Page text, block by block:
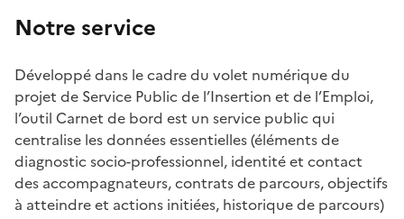
Notre service
Développé dans le cadre du volet numérique du
projet de Service Public de l’Insertion et de l’Emploi,
l’outil Carnet de bord est un service public qui
centralise les données essentielles (éléments de
diagnostic socio-professionnel, identité et contact
des accompagnateurs, contrats de parcours, objectifs
à atteindre et actions initiées, historique de parcours)